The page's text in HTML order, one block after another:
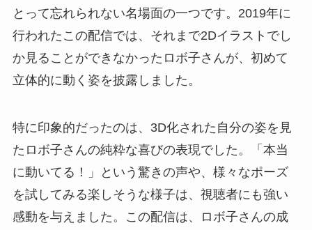
とって忘れられない名場面の一つです。2019年に
行われたこの配信では、それまで2Dイラストでし
か見ることができなかったロボ子さんが、初めて
立体的に動く姿を披露しました。
特に印象的だったのは、3D化された自分の姿を見
たロボ子さんの純粋な喜びの表現でした。「本当
に動いてる！」という驚きの声や、様々なポーズ
を試してみる楽しそうな様子は、視聴者にも強い
感動を与えました。この配信は、ロボ子さんの成